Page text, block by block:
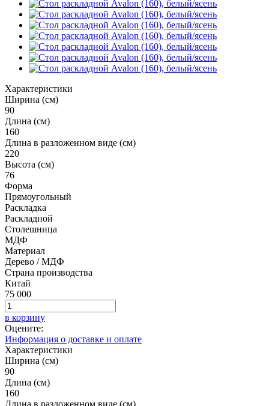
Характеристики
Ширина (см)
90
Длина (см)
160
Длина в разложенном виде (см)
220
Высота (см)
76
Форма
Прямоугольный
Раскладка
Раскладной
Столешница
МДФ
Материал
Дерево / МДФ
Страна производства
Китай
75 000
в корзину
Оцените:
Информация о доставке и оплате
Характеристики
Ширина (см)
90
Длина (см)
160
Длина в разложенном виде (см)